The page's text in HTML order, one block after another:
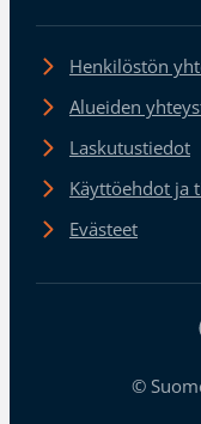
Henkilöstön
Alueiden
Laskutustiedot
Käyttöehdot ja
Evästeet
©